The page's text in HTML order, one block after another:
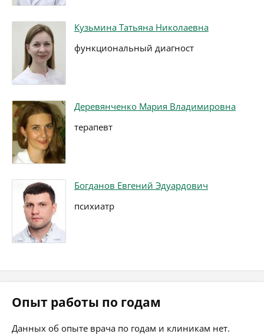
Кузьмина Татьяна Николаевна
функциональный диагност
Деревянченко Мария Владимировна
терапевт
Богданов Евгений Эдуардович
психиатр
Опыт работы по годам
Данных об опыте врача по годам и клиникам нет.